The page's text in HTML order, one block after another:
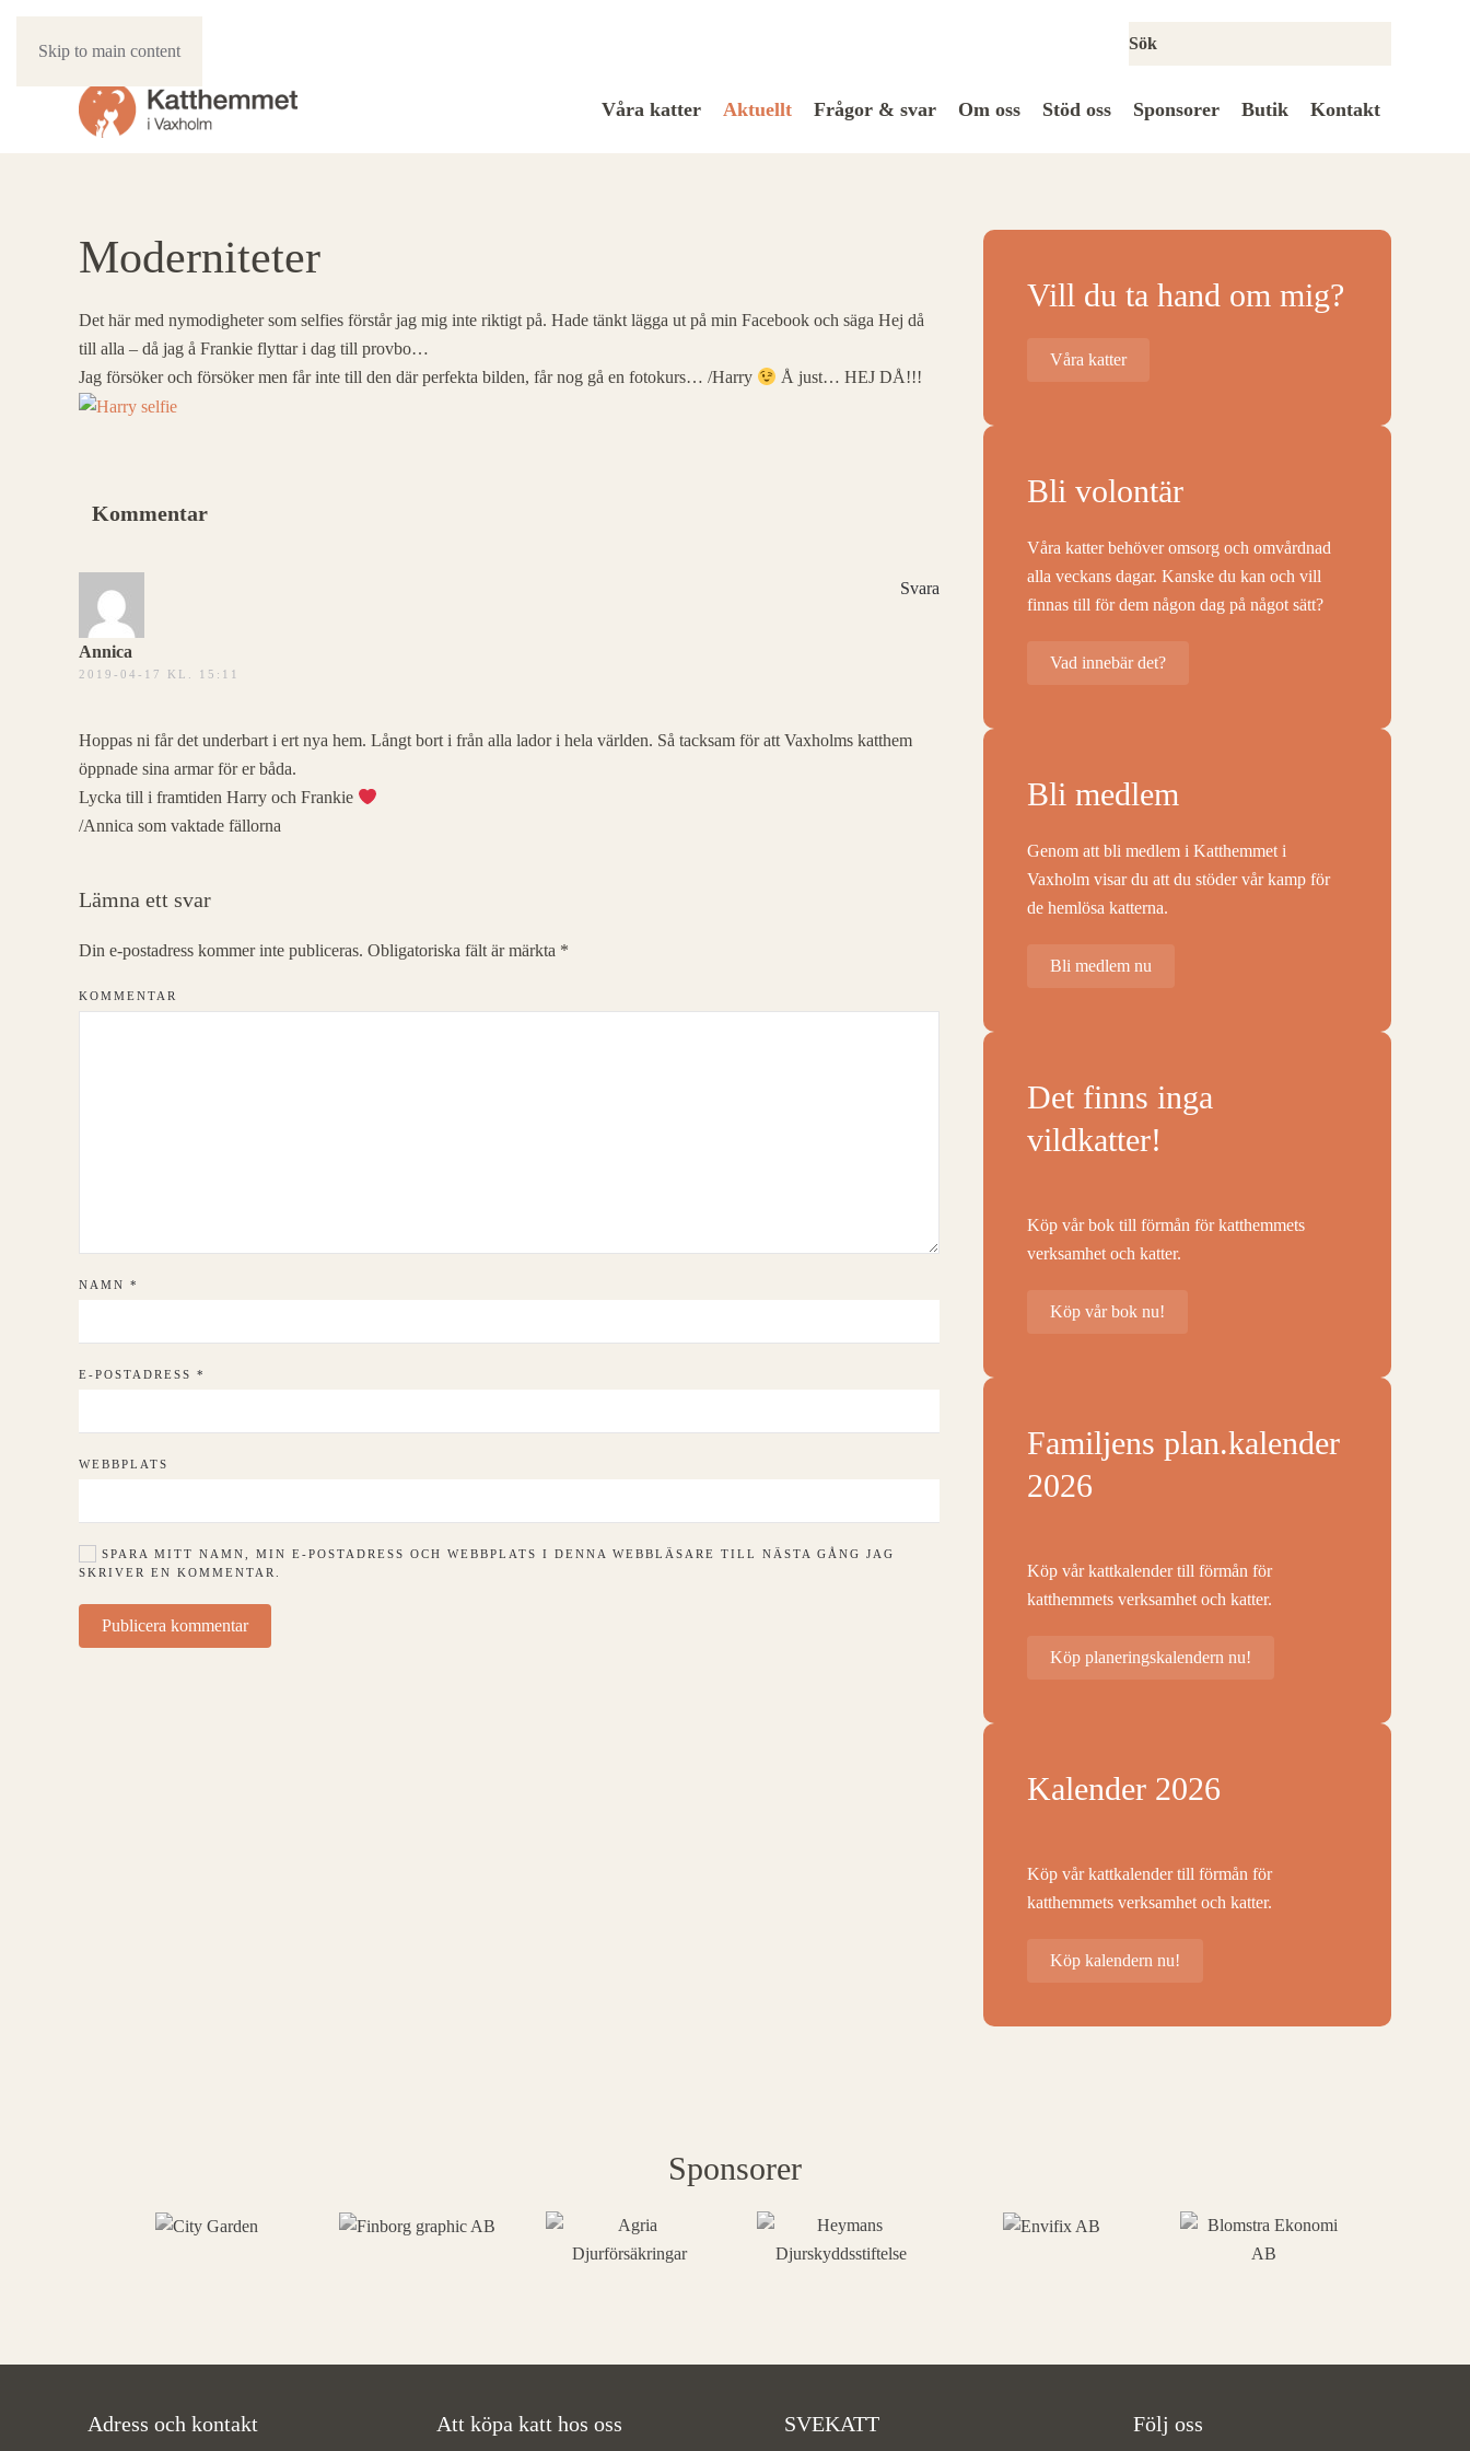
Skip to main content
Våra katter Aktuellt Frågor & svar Om oss Stöd oss Sponsorer Butik Kontakt
Moderniteter
Det här med nymodigheter som selfies förstår jag mig inte riktigt på. Hade tänkt lägga ut på min Facebook och säga Hej då
till alla – då jag å Frankie flyttar i dag till provbo…
Jag försöker och försöker men får inte till den där perfekta bilden, får nog gå en fotokurs… /Harry
Å just… HEJ DÅ!!!
Kommentar
Annica
2019-04-17 KL. 15:11
Svara
Hoppas ni får det underbart i ert nya hem. Långt bort i från alla lador i hela världen. Så tacksam för att Vaxholms katthem
öppnade sina armar för er båda.
Lycka till i framtiden Harry och Frankie
/Annica som vaktade fällorna
Lämna ett svar
Din e-postadress kommer inte publiceras. Obligatoriska fält är märkta *
KOMMENTAR
NAMN *
E-POSTADRESS *
WEBBPLATS
SPARA MITT NAMN, MIN E-POSTADRESS OCH WEBBPLATS I DENNA WEBBLÄSARE TILL NÄSTA GÅNG JAG
SKRIVER EN KOMMENTAR.
Publicera kommentar
Vill du ta hand om mig?
Våra katter
Bli volontär
Våra katter behöver omsorg och omvårdnad
alla veckans dagar. Kanske du kan och vill
finnas till för dem någon dag på något sätt?
Vad innebär det?
Bli medlem
Genom att bli medlem i Katthemmet i
Vaxholm visar du att du stöder vår kamp för
de hemlösa katterna.
Bli medlem nu
Det finns inga
vildkatter!
Köp vår bok till förmån för katthemmets
verksamhet och katter.
Köp vår bok nu!
Familjens plan.kalender
2026
Köp vår kattkalender till förmån för
katthemmets verksamhet och katter.
Köp planeringskalendern nu!
Kalender 2026
Köp vår kattkalender till förmån för
katthemmets verksamhet och katter.
Köp kalendern nu!
Sponsorer
Adress och kontakt Att köpa katt hos oss SVEKATT Följ oss